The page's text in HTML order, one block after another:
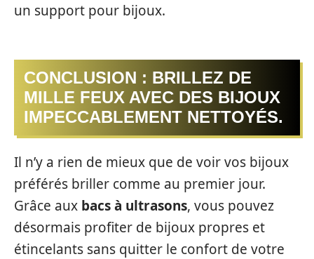
un support pour bijoux.
CONCLUSION : BRILLEZ DE
MILLE FEUX AVEC DES BIJOUX
IMPECCABLEMENT NETTOYÉS.
Il n’y a rien de mieux que de voir vos bijoux
préférés briller comme au premier jour.
Grâce aux bacs à ultrasons, vous pouvez
désormais profiter de bijoux propres et
étincelants sans quitter le confort de votre